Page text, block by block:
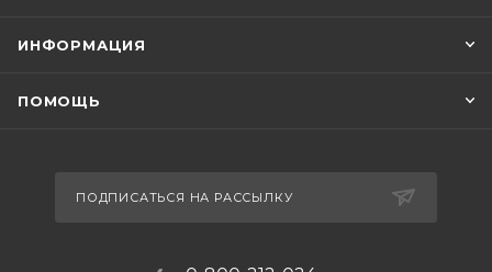
ИНФОРМАЦИЯ
ПОМОЩЬ
ПОДПИСАТЬСЯ НА РАССЫЛКУ